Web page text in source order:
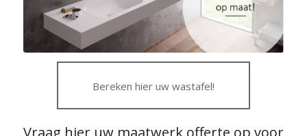
Bereken hier uw wastafel!
Vraag hier uw maatwerk offerte op voor